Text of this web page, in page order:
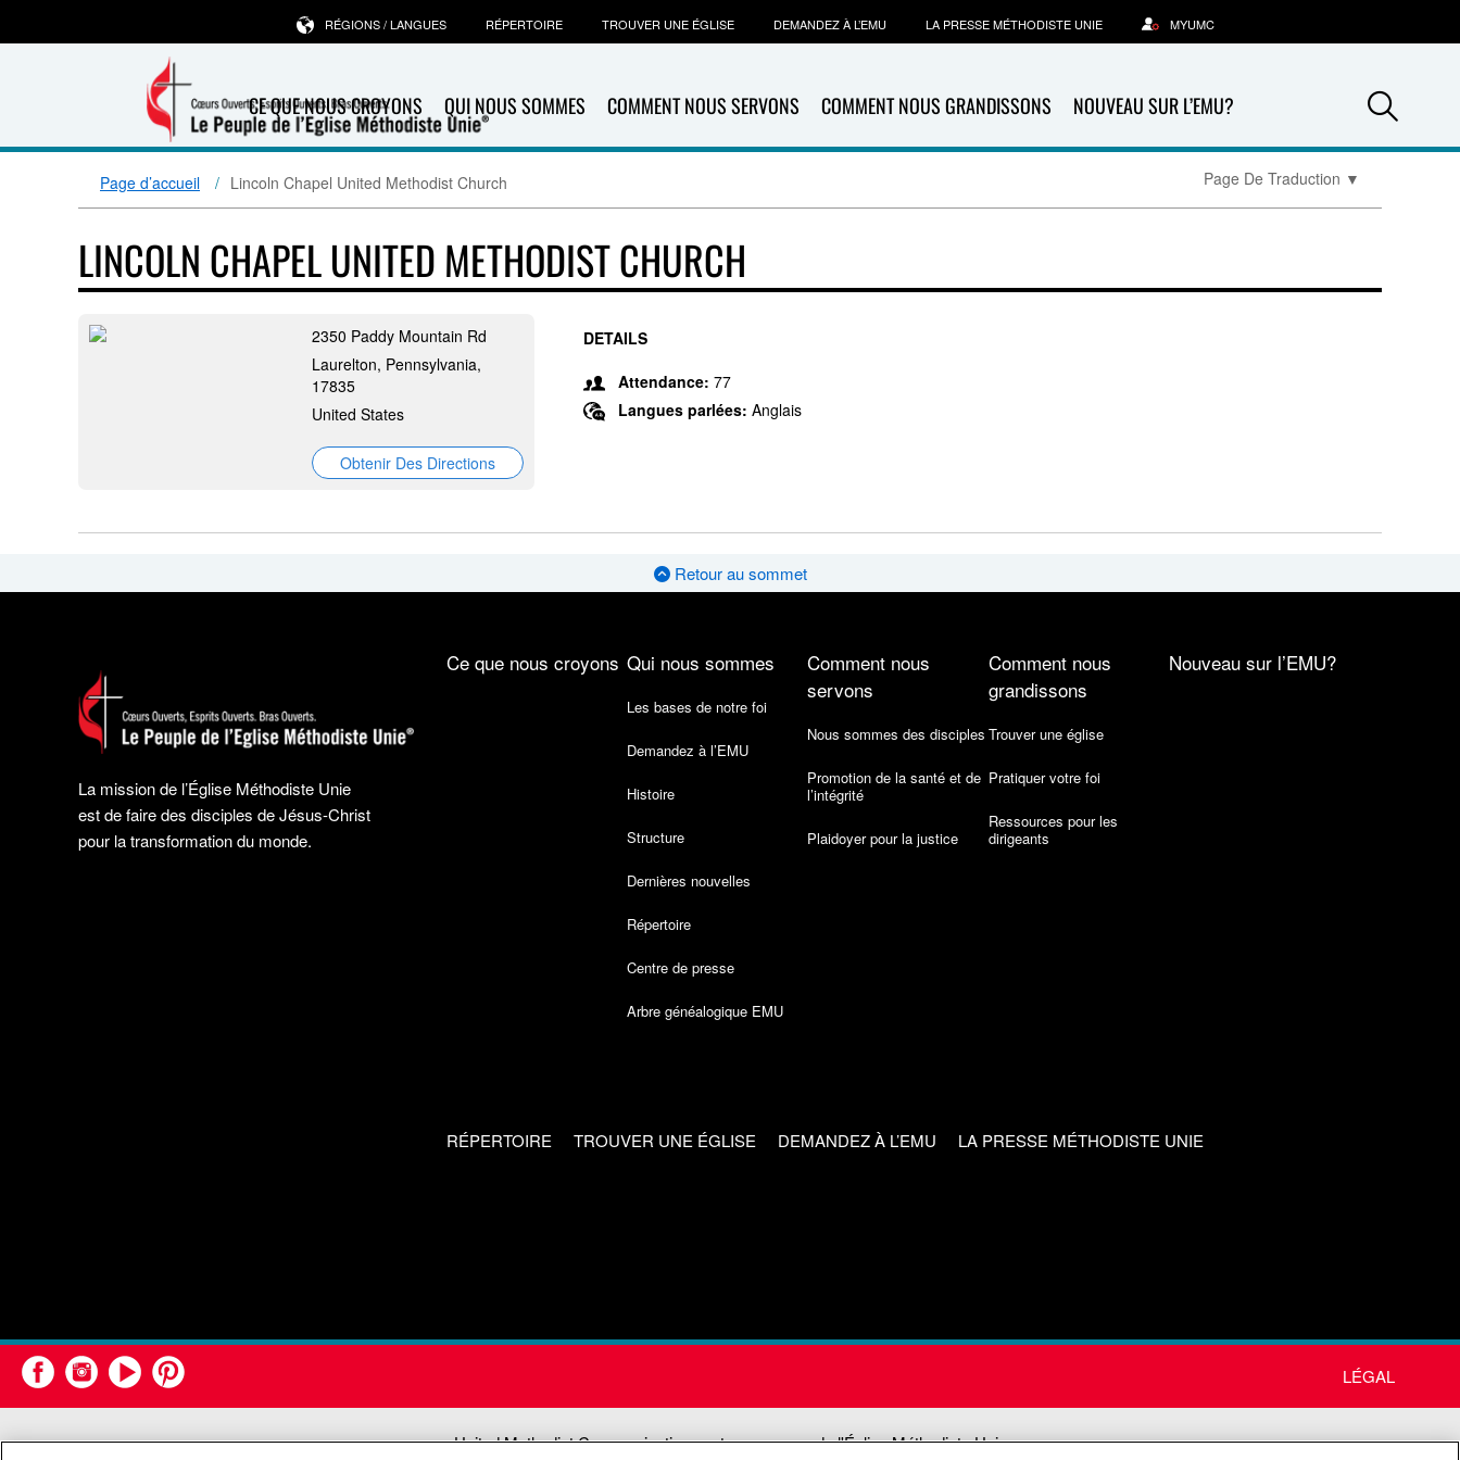
CE QUE NOUS CROYONS QUI NOUS SOMMES COMMENT NOUS SERVONS COMMENT NOUS GRANDISSONS NOUVEAU SUR L’EMU?
RÉGIONS / LANGUES RÉPERTOIRE TROUVER UNE ÉGLISE DEMANDEZ À L’EMU LA PRESSE MÉTHODISTE UNIE MYUMC
Page d’accueil Lincoln Chapel United Methodist Church Page De Traduction ▼
LINCOLN CHAPEL UNITED METHODIST CHURCH
2350 Paddy Mountain Rd
Laurelton, Pennsylvania,
17835
United States
Obtenir Des Directions
DETAILS
Attendance: 77
Langues parlées: Anglais
Retour au sommet
La mission de l’Église Méthodiste Unie
est de faire des disciples de Jésus-Christ
pour la transformation du monde.
Ce que nous croyons Qui nous sommes
Les bases de notre foi
Demandez à l’EMU
Histoire
Structure
Dernières nouvelles
Répertoire
Centre de presse
Arbre généalogique EMU
Comment nous
servons
Nous sommes des disciples
Promotion de la santé et de
l’intégrité
Plaidoyer pour la justice
Comment nous
grandissons
Trouver une église
Pratiquer votre foi
Ressources pour les
dirigeants
Nouveau sur l’EMU?
RÉPERTOIRE TROUVER UNE ÉGLISE DEMANDEZ À L’EMU LA PRESSE MÉTHODISTE UNIE
LÉGAL
United Methodist Communications est une agence de l'Église Méthodiste Unie